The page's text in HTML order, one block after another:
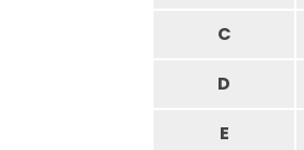
C
D
E